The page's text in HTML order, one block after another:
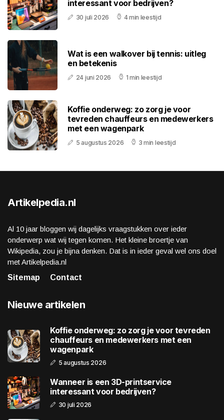
interessant voor bedrijven?
30 juli 2026 4 min leestijd
Wat is een walkover bij tennis: uitleg
en betekenis
24 juni 2026 1 min leestijd
Koffie onderweg: zo zorg je voor
tevreden chauffeurs en medewerkers
met een wagenpark
5 augustus 2026 3 min leestijd
Artikelpedia.nl
Al 10 jaar bloggen wij dagelijks vraagstukken over ieder
onderwerp wat wij tegen komen. Het kleine broertje van
Wikipedia, zou je bijna denken. Dat is in ieder geval wel ons doel
met Artikelpedia.nl
Sitemap
Contact
Nieuwe artikelen
Koffie onderweg: zo zorg je voor tevreden
chauffeurs en medewerkers met een
wagenpark
5 augustus 2026
Wanneer is een 3D-printservice
interessant voor bedrijven?
30 juli 2026